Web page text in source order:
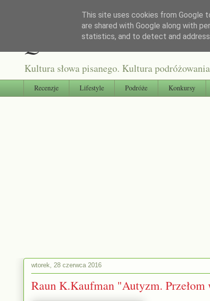
Qultura słowa
Kultura słowa pisanego. Kultura
Recenzje Lifestyle Podróże Konkursy
wtorek, 28 czerwca 2016
Raun K.Kaufman "Autyzm. Przełom
This site uses cookies from Google
are shared with Google along with
statistics, and to detect and address